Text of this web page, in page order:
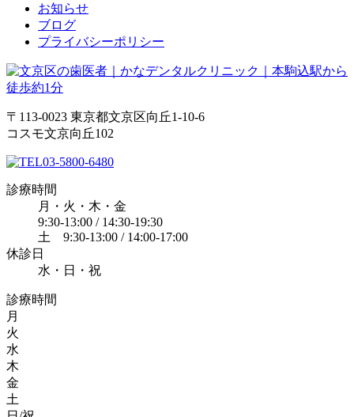
お知らせ
ブログ
プライバシーポリシー
〒113-0023 東京都文京区向丘1-10-6
コスモ文京向丘102
03-5800-6480
診療時間
月・火・木・金
9:30-13:00 / 14:30-19:30
土 9:30-13:00 / 14:00-17:00
休診日
水・日・祝
診療時間
月
火
水
木
金
土